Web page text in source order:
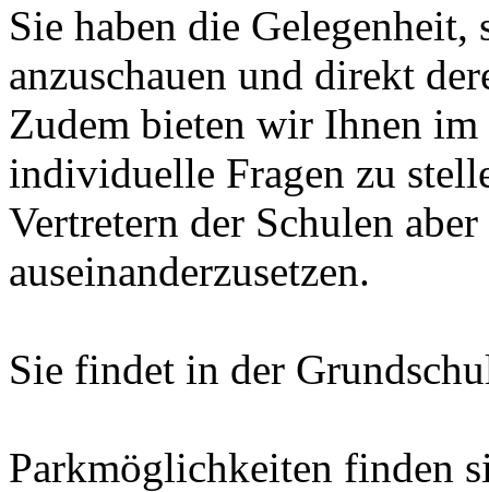
Sie haben die
anzuschauen und direkt
Zudem bieten wir Ihnen
individuelle Fragen zu
Vertretern der Schulen
auseinanderzusetzen.
Sie findet in der
Parkmöglichkeiten finden